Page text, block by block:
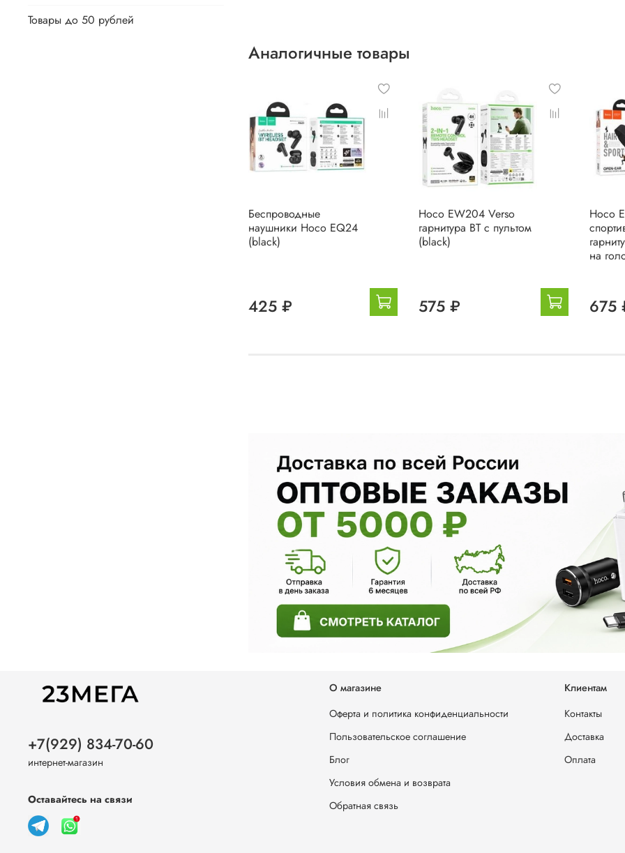
Аналогичные товары
Беспроводные
наушники Hoco EQ24
(black)
425 ₽
Hoco EW204 Verso
гарнитура BT с пультом
(black)
575 ₽
Hoco
на
675
Товары до 50 рублей
О магазине
Оферта и политика конфиденциальности
Пользовательское соглашение
Блог
Условия обмена и возврата
Обратная связь
Клиентам
Контакты
Доставка
Оплата
+7(929) 834-70-60
интернет-магазин
Оставайтесь на связи